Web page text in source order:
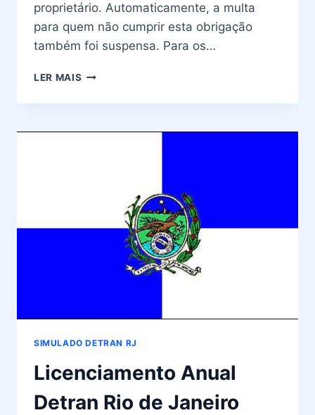
proprietário. Automaticamente, a multa
para quem não cumprir esta obrigação
também foi suspensa. Para os…
LER MAIS TRANSFERÊNCIA
PROPRIEDADE
RIO
SIMULADO DETRAN RJ
Licenciamento Anual
Detran Rio de Janeiro